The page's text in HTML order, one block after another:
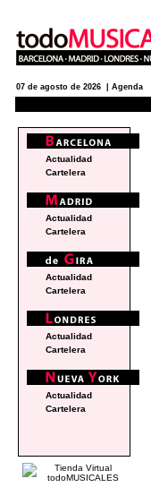
07 de agosto de 2026 | Agenda
Actualidad
Cartelera
Actualidad
Cartelera
Actualidad
Cartelera
Actualidad
Cartelera
Actualidad
Cartelera